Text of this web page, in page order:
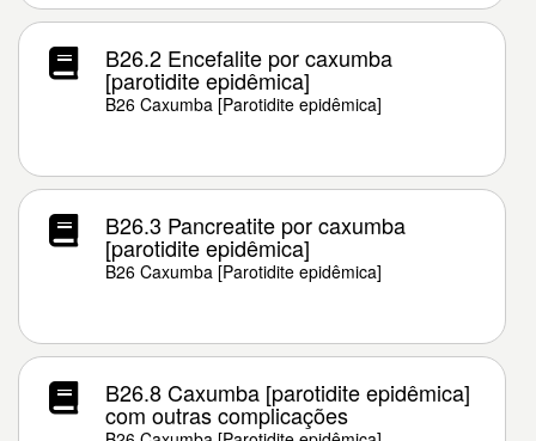
B26.2 Encefalite por caxumba
[parotidite epidêmica]
B26 Caxumba [Parotidite epidêmica]
B26.3 Pancreatite por caxumba
[parotidite epidêmica]
B26 Caxumba [Parotidite epidêmica]
B26.8 Caxumba [parotidite epidêmica]
com outras complicações